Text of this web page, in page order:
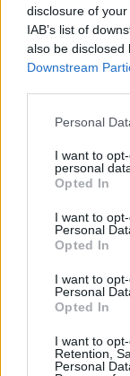
disclosure of
IAB’s list of
also be disclosed
Downstream
Please note that
not limited to
grant or deny
use your data
consent section.
Personal
I want to
personal
Opted In
I want to
Personal
Opted In
I want to
Personal
Opted In
I want to
Retention,
Personal
Zámbó
Ritkán látni így
Szebasztián és